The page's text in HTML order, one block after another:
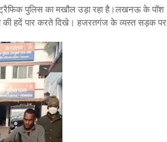
पुलिस का मखौल उड़ा रहा है।लखनऊ के पॉश
हदें पार करते दिखे। हजरतगंज के व्यस्त सड़क पर